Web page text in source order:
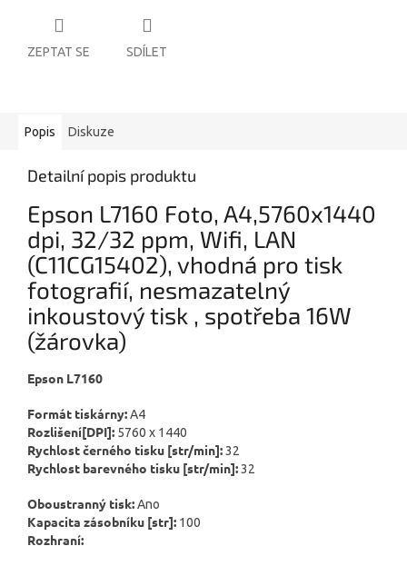
ZEPTAT SE SDÍLET
Popis Diskuze
Detailní popis produktu
Epson L7160 Foto, A4,5760x1440
dpi, 32/32 ppm, Wifi, LAN
(C11CG15402), vhodná pro tisk
fotografií, nesmazatelný
inkoustový tisk , spotřeba 16W
(žárovka)
Epson L7160
Formát tiskárny:A4
Rozlišení[DPI]: 5760 x 1440
Rychlost černého tisku [str/min]:32
Rychlost barevného tisku [str/min]:32
Oboustranný tisk:Ano
Kapacita zásobníku [str]: 100
Rozhraní: